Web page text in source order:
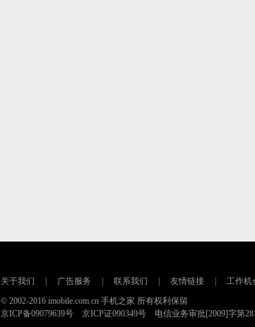
关于我们 广告服务 联系我们 友情链接 工作机
© 2002-2016 imobile.com.cn 手机之家 所有权利保留
京ICP备09079639号 京ICP证090349号 电信业务审批[2009]字第